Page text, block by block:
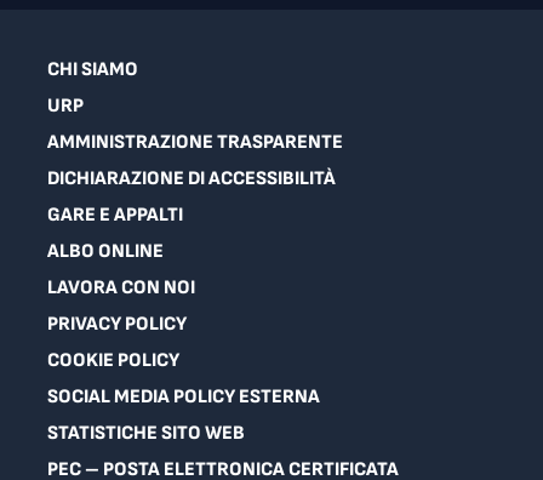
CHI SIAMO
URP
AMMINISTRAZIONE TRASPARENTE
DICHIARAZIONE DI ACCESSIBILITÀ
GARE E APPALTI
ALBO ONLINE
LAVORA CON NOI
PRIVACY POLICY
COOKIE POLICY
SOCIAL MEDIA POLICY ESTERNA
STATISTICHE SITO WEB
PEC – POSTA ELETTRONICA CERTIFICATA